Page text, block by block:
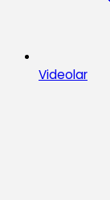
Videolar